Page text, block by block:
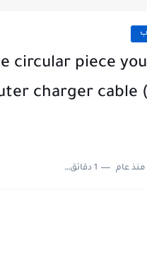
circular piece
charger cable
منذ عام 1 دقائق للقراءة